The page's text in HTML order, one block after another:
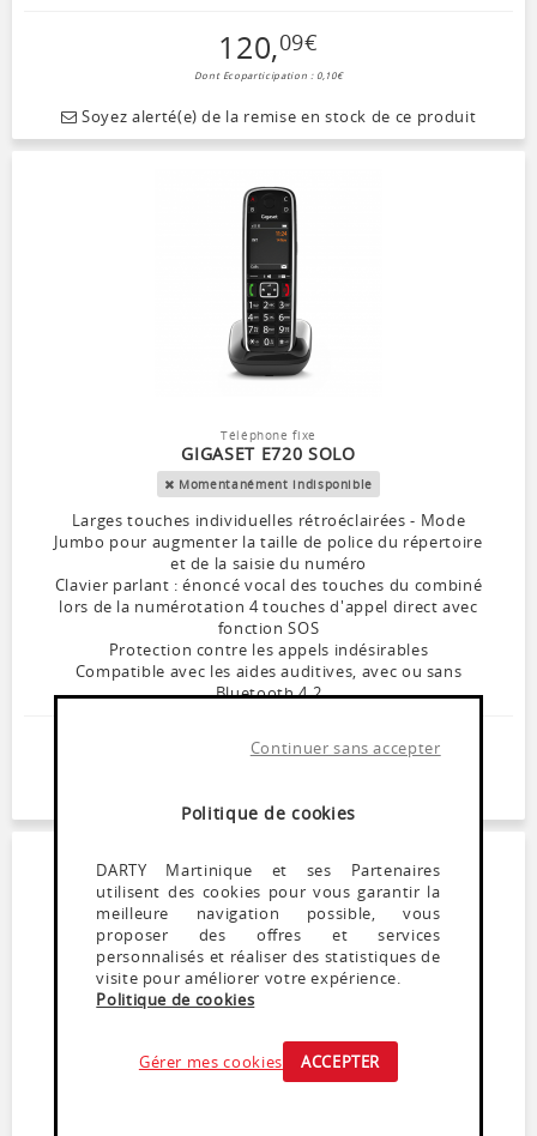
120,09€
Dont Ecoparticipation : 0,10€
Soyez alerté(e) de la remise en stock de ce produit
Téléphone fixe
GIGASET E720 SOLO
Momentanément indisponible
Larges touches individuelles rétroéclairées - Mode
Jumbo pour augmenter la taille de police du répertoire
et de la saisie du numéro
Clavier parlant : énoncé vocal des touches du combiné
lors de la numérotation 4 touches d'appel direct avec
fonction SOS
Protection contre les appels indésirables
Compatible avec les aides auditives, avec ou sans
Bluetooth 4.2
99,99€
Politique de cookies
Continuer sans accepter
DARTY Martinique et ses Partenaires
utilisent des cookies pour vous garantir la
meilleure navigation possible, vous
proposer des offres et services
personnalisés et réaliser des statistiques de
visite pour améliorer votre expérience.
Politique de cookies
Gérer mes cookies ACCEPTER